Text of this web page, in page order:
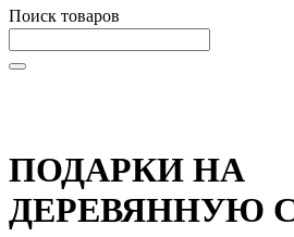
Поиск товаров
ПОДАРКИ НА
ДЕРЕВЯННУЮ